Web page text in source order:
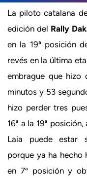
La piloto catalana
edición del Rally
en la 19ª posición
revés en la última
embrague que hizo
minutos y 53
hizo perder tres
16ª a la 19ª
Laia puede estar
porque ya ha hecho
en 7ª posición y